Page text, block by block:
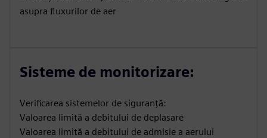
asupra fluxurilor de aer
Sisteme de monitorizare:
Verificarea sistemelor de siguranță:
Valoarea limită a debitului de deplasare
Valoarea limită a debitului de admisie a aerului